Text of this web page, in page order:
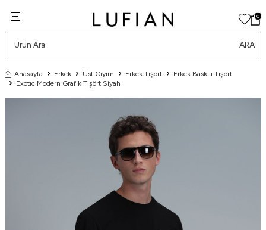
0
ARA
Anasayfa Erkek Üst Giyim Erkek Tişört
Erkek Baskılı Tişört
Exotıc Modern Grafik Tişört Siyah